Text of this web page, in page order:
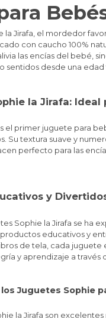
la Jirafa, el mordedor
con caucho 100%
las encías del bebé,
sentidos desde una edad
la Jirafa: Ideal
el primer juguete para
Su textura suave y
perfecto para las
y
Sophie la Jirafa se ha
educativos y
de tela, cada juguete
y aprendizaje a través
Juguetes Sophie
la Jirafa son